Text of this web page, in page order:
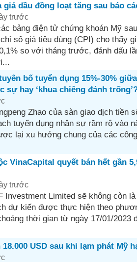
giá dầu đồng loạt tăng sau báo
trước
bảng điện tử chứng khoán Mỹ
số giá tiêu dùng (CPI) cho thấy
so với tháng trước, đánh dấu
bố tuyển dụng 15%-30%
sự hay ‘khua chiêng đánh
Zhao của sàn giao dịch tiền
tuyển dụng nhân sự rầm rộ vào
lại xu hướng chung của các
VinaCapital quyết bán hết gần
trước
Investment Limited sẽ không còn
dự kiến được thực hiện theo
thời gian từ ngày 17/01/2023
USD sau khi lạm phát Mỹ